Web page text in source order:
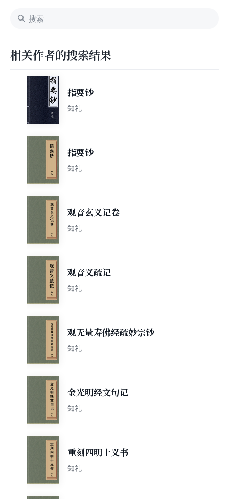
相关作者的搜索结果
指要钞
知礼
指要钞
知礼
观音玄义记卷
知礼
观音义疏记
知礼
观无量寿佛经疏妙宗钞
知礼
金光明经文句记
知礼
重刻四明十义书
知礼